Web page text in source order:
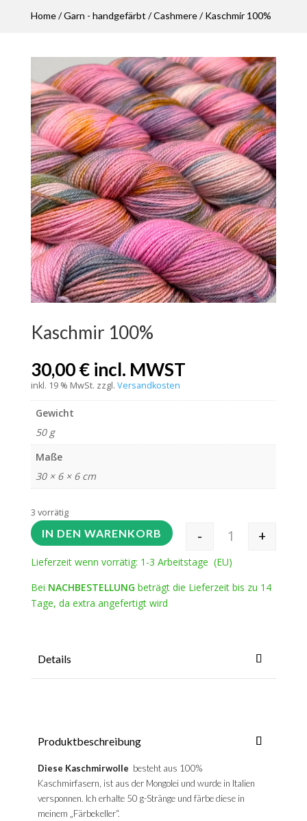
Home/Garn - handgefärbt /Cashmere/ Kaschmir 100%
Kaschmir 100%
30,00€ incl. MWST
inkl. 19 % MwSt. zzgl. Versandkosten
Gewicht
50 g
Maße
30 × 6 × 6 cm
3 vorrätig
Kaschmir 100%
- +
IN DEN WARENKORB
Lieferzeit wenn vorrätig: 1-3 Arbeitstage (EU)
Bei NACHBESTELLUNG beträgt die Lieferzeit bis zu 14
Tage, da extra angefertigt wird
Details
Produktbeschreibung
Diese Kaschmirwolle besteht aus 100%
Kaschmirfasern, ist aus der Mongolei und wurde in Italien
versponnen. Ich erhalte 50 g-Stränge und färbe diese in
meinem „Färbekeller“.